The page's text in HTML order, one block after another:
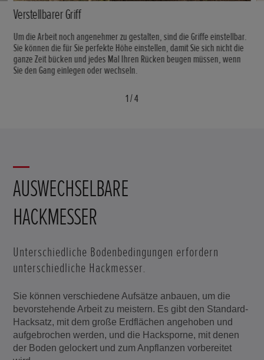
Verstellbarer Griff
Um die Arbeit noch angenehmer zu gestalten, sind die Griffe einstellbar.
Sie können die für Sie perfekte Höhe einstellen, damit Sie sich nicht die
ganze Zeit bücken und jedes Mal Ihren Rücken beugen müssen, wenn
Sie den Gang einlegen oder wechseln.
1/4
AUSWECHSELBARE
HACKMESSER
Unterschiedliche Bodenbedingungen erfordern
unterschiedliche Hackmesser.
Sie können verschiedene Aufsätze anbauen, um die
bevorstehende Arbeit zu meistern. Es gibt den Standard-
Hacksatz, mit dem große Erdflächen angehoben und
aufgebrochen werden, und die Hacksporne, mit denen
der Boden gelockert und zum Anpflanzen vorbereitet